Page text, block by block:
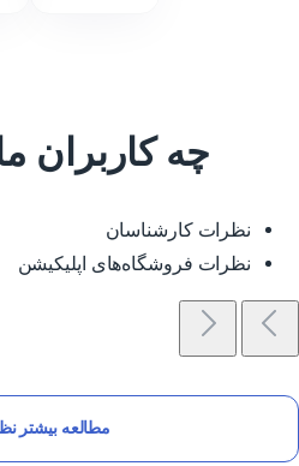
چه کاربران
نظرات کارشناسان
نظرات فروشگاه‌های اپلیکیشن
مطالعه بیشتر